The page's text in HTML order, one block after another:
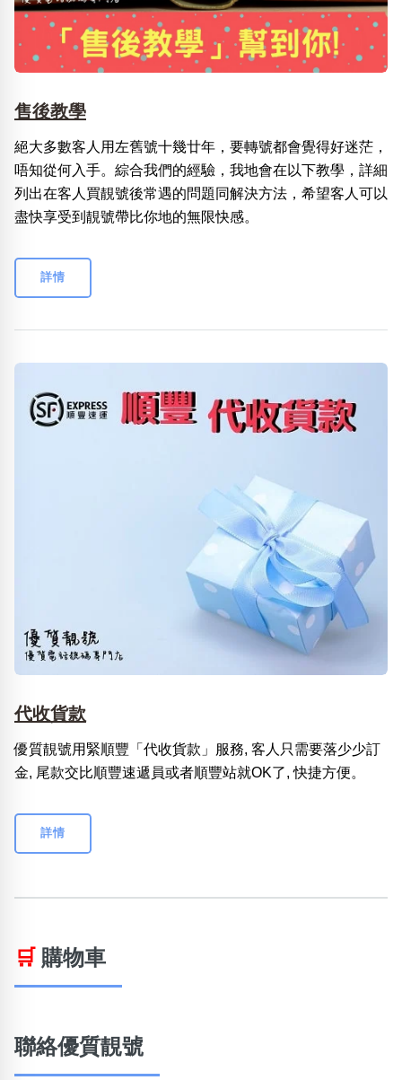
售後教學
絕大多數客人用左舊號十幾廿年，要轉號都會覺得好迷茫，
唔知從何入手。綜合我們的經驗，我地會在以下教學，詳細
列出在客人買靚號後常遇的問題同解決方法，希望客人可以
盡快享受到靚號帶比你地的無限快感。
詳情
代收貨款
優質靚號用緊順豐「代收貨款」服務, 客人只需要落少少訂
金, 尾款交比順豐速遞員或者順豐站就OK了, 快捷方便。
詳情
🛒 購物車
聯絡優質靚號